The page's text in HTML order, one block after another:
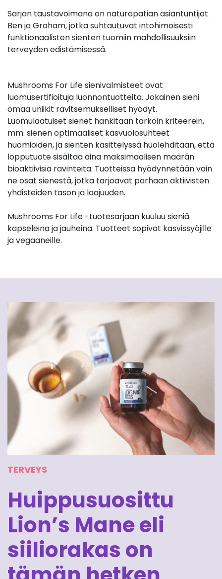
Sarjan taustavoimana on naturopatian asiantuntijat
Ben ja Graham, jotka suhtautuvat intohimoisesti
funktionaalisten sienten tuomiin mahdollisuuksiin
terveyden edistämisessä.
Mushrooms For Life sienivalmisteet ovat
luomusertifioituja luonnontuotteita. Jokainen sieni
omaa uniikit ravitsemukselliset hyödyt.
Luomulaatuiset sienet hankitaan tarkoin kriteerein,
mm. sienen optimaaliset kasvuolosuhteet
huomioiden, ja sienten käsittelyssä huolehditaan, että
lopputuote sisältää aina maksimaalisen määrän
bioaktiivisia ravinteita. Tuotteissa hyödynnetään vain
ne osat sienestä, jotka tarjoavat parhaan aktiivisten
yhdisteiden tason ja laajuuden.
Mushrooms For Life -tuotesarjaan kuuluu sieniä
kapseleina ja jauheina. Tuotteet sopivat kasvissyöjille
ja vegaaneille.
TERVEYS
Huippusuosittu
Lion’s Mane eli
siiliorakas on